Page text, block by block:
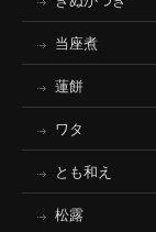
当座煮
蓮餅
ワタ
とも和え
松露